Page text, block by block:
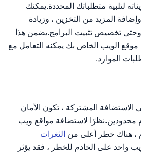
لتلبية متطلباتك المحددة.يمكنك
المزيد من التخزين ، وزيادة
تخصيص تثبيت البرامج.يضمن هذا
الويب الخاص بك يمكنه التعامل مع
الموارد.
الاستضافة المشتركة ، تكون الأمان
محدودين.نظرًا لاستضافة مواقع ويب
، هناك خطر أعلى من الثغرات
واحد على الخادم للخطر ، فقد يؤثر